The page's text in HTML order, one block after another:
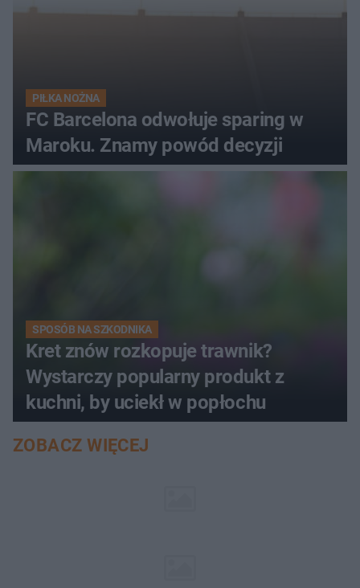
PIŁKA NOŻNA
FC Barcelona odwołuje sparing w
Maroku. Znamy powód decyzji
SPOSÓB NA SZKODNIKA
Kret znów rozkopuje trawnik?
Wystarczy popularny produkt z
kuchni, by uciekł w popłochu
ZOBACZ WIĘCEJ